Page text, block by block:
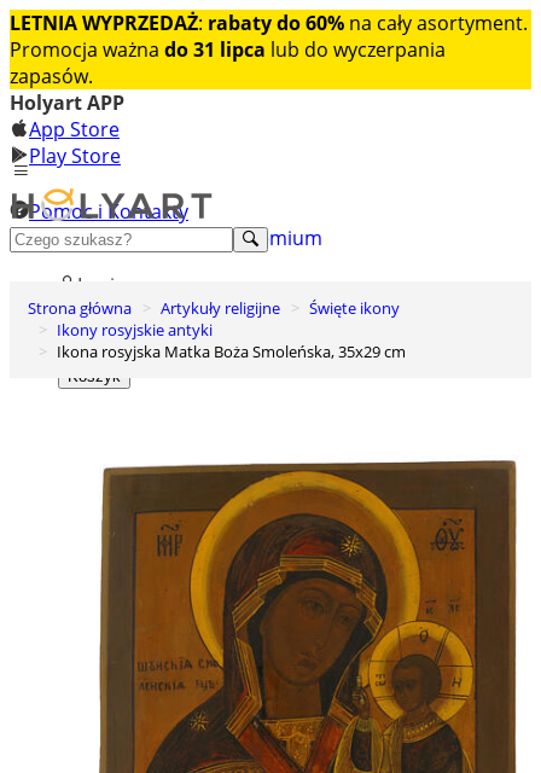
LETNIA WYPRZEDAŻ: rabaty do 60% na cały asortyment.
Promocja ważna do 31 lipca lub do wyczerpania
zapasów.
Holyart APP
App Store
Play Store
Pomoc i Kontakty
+48 222 922 860
Odkryj premium
Login
Lista życzeń
0
Koszyk
Strona główna Artykuły religijne
Święte ikony
Ikony rosyjskie antyki
Ikona rosyjska Matka Boża Smoleńska, 35x29 cm